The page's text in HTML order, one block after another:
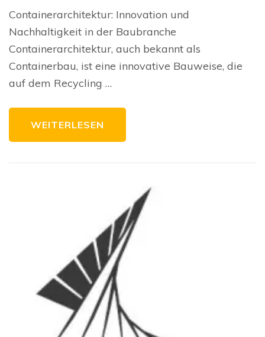
Nachhaltigkeit
und
Flexibilität
vereint
Containerarchitektur: Innovation und
Nachhaltigkeit in der Baubranche
Containerarchitektur, auch bekannt als
Containerbau, ist eine innovative Bauweise, die
auf dem Recycling …
WEITERLESEN